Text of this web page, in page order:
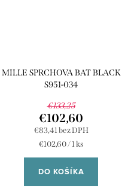
MILLE SPRCHOVA BAT BLACK
S951-034
€133,25
€83,41 bez DPH
€102,60
Jednotková
cena:
€102,60 / 1 ks
DO KOŠÍKA